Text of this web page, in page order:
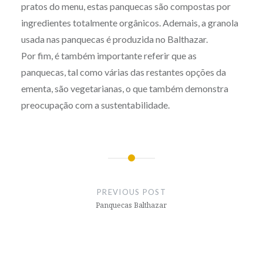
pratos do menu, estas panquecas são compostas por
ingredientes totalmente orgânicos. Ademais, a granola
usada nas panquecas é produzida no Balthazar.
Por fim, é também importante referir que as
panquecas, tal como várias das restantes opções da
ementa, são vegetarianas, o que também demonstra
preocupação com a sustentabilidade.
PREVIOUS POST
Panquecas Balthazar